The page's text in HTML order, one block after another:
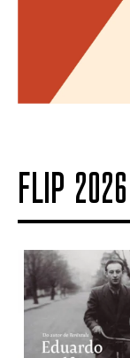
FLIP 2026